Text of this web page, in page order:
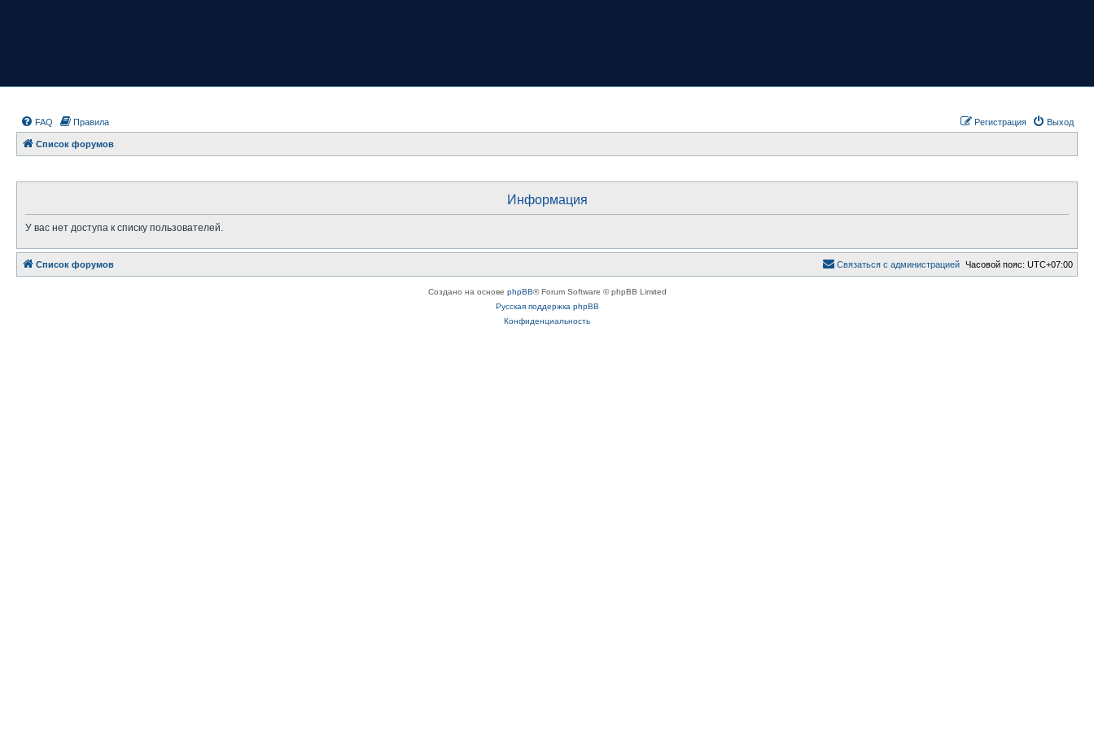
FAQ Правила Выход
Регистрация
Список форумов
Информация
У вас нет доступа к списку пользователей.
Список форумов Часовой пояс: UTC+07:00
Связаться с администрацией
Создано на основе phpBB® Forum Software © phpBB Limited
Русская поддержка phpBB
Конфиденциальность